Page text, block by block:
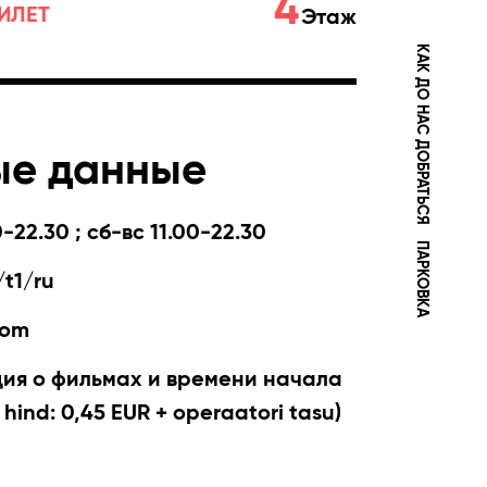
КАК ДО НАС ДОБРАТЬСЯ
ПАРКОВКА
4Этаж
данные
22.30 ; сб-вс 11.00-22.30
t1/ru
о фильмах и времени начала
hind: 0,45 EUR + operaatori tasu)